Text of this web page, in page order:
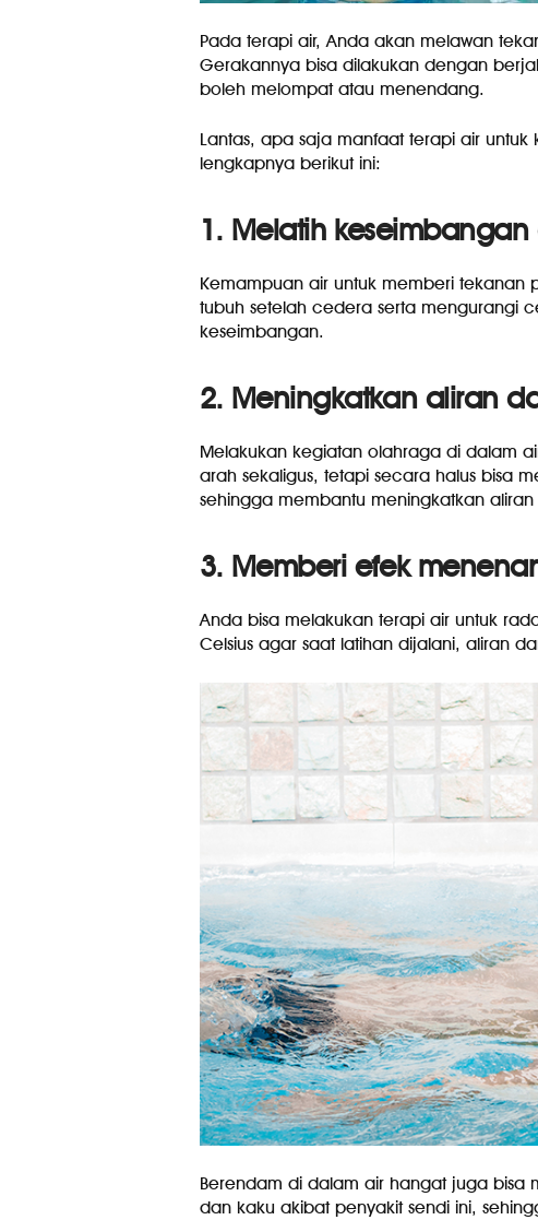
Pada terapi air, Anda akan melawan
Gerakannya bisa dilakukan dengan
boleh melompat atau menendang.
Lantas, apa saja manfaat terapi air untuk
lengkapnya berikut ini:
1. Melatih
Kemampuan air untuk memberi
tubuh setelah cedera serta mengurangi
keseimbangan.
2. Meningkatkan aliran
Melakukan kegiatan olahraga di dalam
arah sekaligus, tetapi secara halus bisa
sehingga membantu meningkatkan
3. Memberi efek
Anda bisa melakukan terapi air untuk
Celsius agar saat latihan dijalani, aliran
Berendam di dalam air hangat juga bisa
dan kaku akibat penyakit sendi ini,